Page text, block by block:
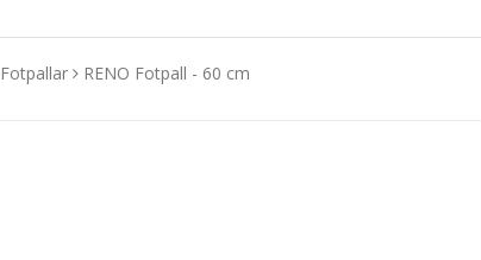
Fotpallar RENO Fotpall - 60 cm